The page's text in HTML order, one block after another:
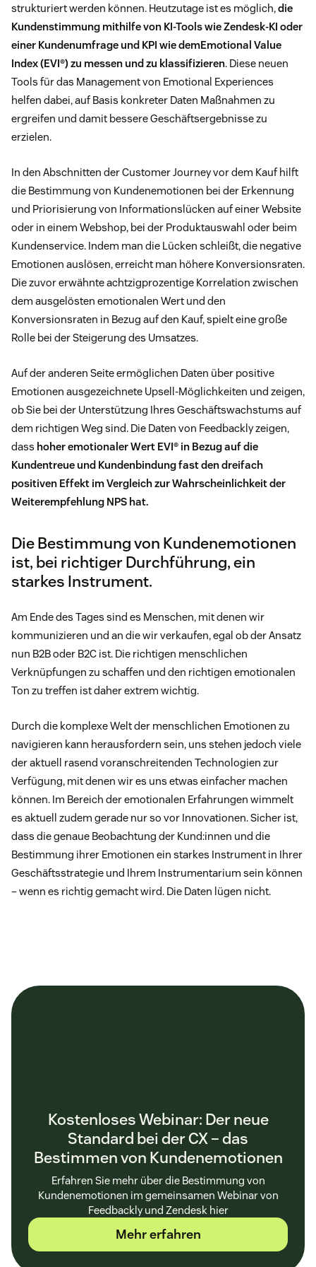
strukturiert werden können. Heutzutage ist es möglich,die
Kundenstimmung mithilfe von KI-Tools wieZendesk-KI oder
einer Kundenumfrage und KPI wie demEmotional Value
Index (EVI®)zu messen und zu klassifizieren. Diese neuen
Tools für das Management von Emotional Experiences
helfen dabei, auf Basis konkreter Daten Maßnahmen zu
ergreifen und damit bessere Geschäftsergebnisse zu
erzielen.
In den Abschnitten der Customer Journey vor dem Kauf hilft
die Bestimmung von Kundenemotionen bei der Erkennung
und Priorisierung von Informationslücken auf einer Website
oder in einem Webshop, bei der Produktauswahl oder beim
Kundenservice. Indem man die Lücken schleißt, die negative
Emotionen auslösen, erreicht man höhere Konversionsraten.
Die zuvor erwähnte achtzigprozentige Korrelation zwischen
dem ausgelösten emotionalen Wert und den
Konversionsraten in Bezug auf den Kauf, spielt eine große
Rolle bei der Steigerung des Umsatzes.
Auf der anderen Seite ermöglichen Daten über positive
Emotionen ausgezeichnete Upsell-Möglichkeiten und zeigen,
ob Sie bei der Unterstützung Ihres Geschäftswachstums auf
dem richtigen Weg sind. Die Daten von Feedbackly zeigen,
dass hoher emotionaler Wert EVI® in Bezug auf die
Kundentreue und Kundenbindung fast den dreifach
positiven Effekt im Vergleich zur Wahrscheinlichkeit der
Weiterempfehlung NPS hat.
Die Bestimmung von Kundenemotionen
ist, bei richtiger Durchführung, ein
starkes Instrument.
Am Ende des Tages sind es Menschen, mit denen wir
kommunizieren und an die wir verkaufen, egal ob der Ansatz
nun B2B oder B2C ist. Die richtigen menschlichen
Verknüpfungen zu schaffen und den richtigen emotionalen
Ton zu treffen ist daher extrem wichtig.
Durch die komplexe Welt der menschlichen Emotionen zu
navigieren kann herausfordern sein, uns stehen jedoch viele
der aktuell rasend voranschreitenden Technologien zur
Verfügung, mit denen wir es uns etwas einfacher machen
können. Im Bereich der emotionalen Erfahrungen wimmelt
es aktuell zudem gerade nur so vor Innovationen. Sicher ist,
dass die genaue Beobachtung der Kund:innen und die
Bestimmung ihrer Emotionen ein starkes Instrument in Ihrer
Geschäftsstrategie und Ihrem Instrumentarium sein können
– wenn es richtig gemacht wird. Die Daten lügen nicht.
Kostenloses Webinar: Der neue
Standard bei der CX – das
Bestimmen von Kundenemotionen
Erfahren Sie mehr über die Bestimmung von
Kundenemotionen im gemeinsamen Webinar von
Feedbackly und Zendesk hier
Mehr erfahren